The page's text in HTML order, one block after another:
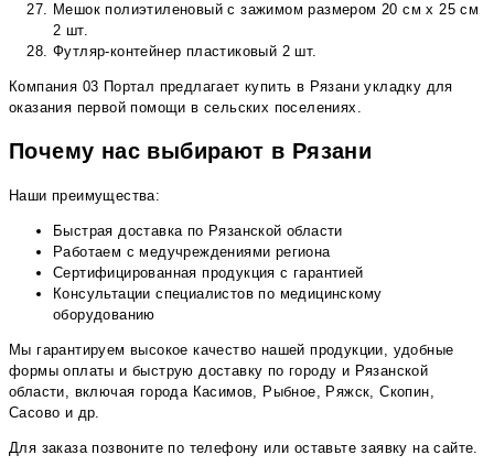
Мешок полиэтиленовый с зажимом размером 20 см х 25 см
2 шт.
Футляр-контейнер пластиковый 2 шт.
Компания 03 Портал предлагает купить в Рязани укладку для
оказания первой помощи в сельских поселениях.
Почему нас выбирают в Рязани
Наши преимущества:
Быстрая доставка по Рязанской области
Работаем с медучреждениями региона
Сертифицированная продукция с гарантией
Консультации специалистов по медицинскому
оборудованию
Мы гарантируем высокое качество нашей продукции, удобные
формы оплаты и быструю доставку по городу и Рязанской
области, включая города Касимов, Рыбное, Ряжск, Скопин,
Сасово и др.
Для заказа позвоните по телефону или оставьте заявку на сайте.